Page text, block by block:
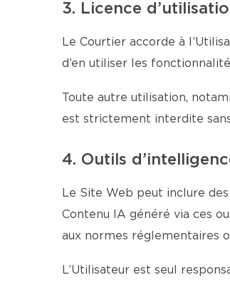
3. Licence
Le Courtier accorde à
d’en utiliser les
Toute autre utilisation,
est strictement interdite
4. Outils
Le Site Web peut inclure
Contenu IA généré via ces
aux normes réglementaires
L’Utilisateur est seul